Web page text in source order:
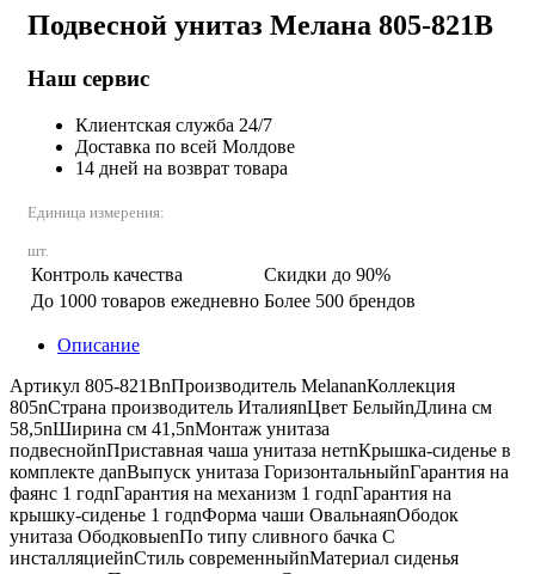
Подвесной унитаз Мелана 805-821B
Наш сервис
Клиентская служба 24/7
Доставка по всей Молдове
14 дней на возврат товара
Единица измерения:
шт.
Контроль качества
Скидки до 90%
До 1000 товаров ежедневно Более 500 брендов
Описание
Артикул 805-821BnПроизводитель MelananКоллекция
805nСтрана производитель ИталияnЦвет БелыйnДлина см
58,5nШирина см 41,5nМонтаж унитаза
подвеснойnПриставная чаша унитаза нетnКрышка-сиденье в
комплекте даnВыпуск унитаза ГоризонтальныйnГарантия на
фаянс 1 годnГарантия на механизм 1 годnГарантия на
крышку-сиденье 1 годnФорма чаши ОвальнаяnОбодок
унитаза ОбодковыеnПо типу сливного бачка С
инсталляциейnСтиль современныйnМатериал сиденья